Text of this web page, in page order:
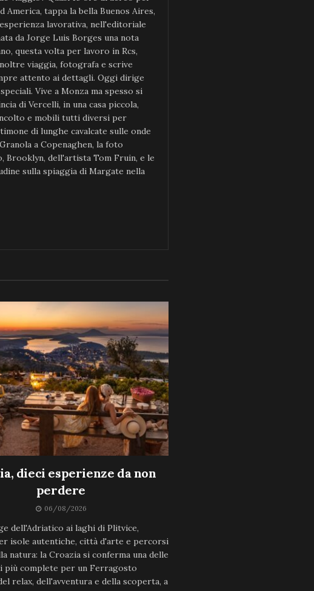
tappa la bella Buenos Aires,
lavorativa, nell'editoriale
da Jorge Luis Borges una nota
questa volta per lavoro in Rcs,
viaggia, fotografa e scrive
attento ai dettagli. Oggi dirige
Vive a Monza ma spesso si
di Vercelli, in una casa piccola,
e mobili tutti diversi per
di lunghe cavalcate sulle onde
a Copenaghen, la foto
Brooklyn, dell'artista Tom Fruin, e le
sulla spiaggia di Margate nella
dieci esperienze da non
perdere
06/08/2026
dell'Adriatico ai laghi di Plitvice,
isole autentiche, città d'arte e percorsi
natura: la Croazia si conferma una delle
più complete per un Ferragosto
relax, dell'avventura e della scoperta, a